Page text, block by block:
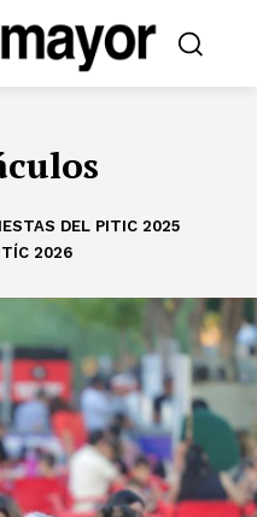
DEL PITIC 2025
2026